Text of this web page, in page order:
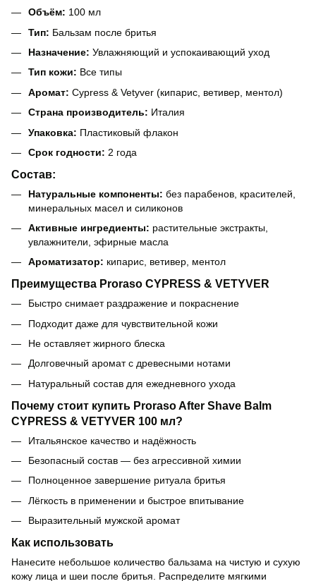
Объём: 100 мл
Тип: Бальзам после бритья
Назначение: Увлажняющий и успокаивающий уход
Тип кожи: Все типы
Аромат: Cypress & Vetyver (кипарис, ветивер, ментол)
Страна производитель: Италия
Упаковка: Пластиковый флакон
Срок годности: 2 года
Состав:
Натуральные компоненты: без парабенов, красителей,
минеральных масел и силиконов
Активные ингредиенты: растительные экстракты,
увлажнители, эфирные масла
Ароматизатор: кипарис, ветивер, ментол
Преимущества Proraso CYPRESS & VETYVER
Быстро снимает раздражение и покраснение
Подходит даже для чувствительной кожи
Не оставляет жирного блеска
Долговечный аромат с древесными нотами
Натуральный состав для ежедневного ухода
Почему стоит купить Proraso After Shave Balm
CYPRESS & VETYVER 100 мл?
Итальянское качество и надёжность
Безопасный состав — без агрессивной химии
Полноценное завершение ритуала бритья
Лёгкость в применении и быстрое впитывание
Выразительный мужской аромат
Как использовать
Нанесите небольшое количество бальзама на чистую и сухую
кожу лица и шеи после бритья. Распределите мягкими